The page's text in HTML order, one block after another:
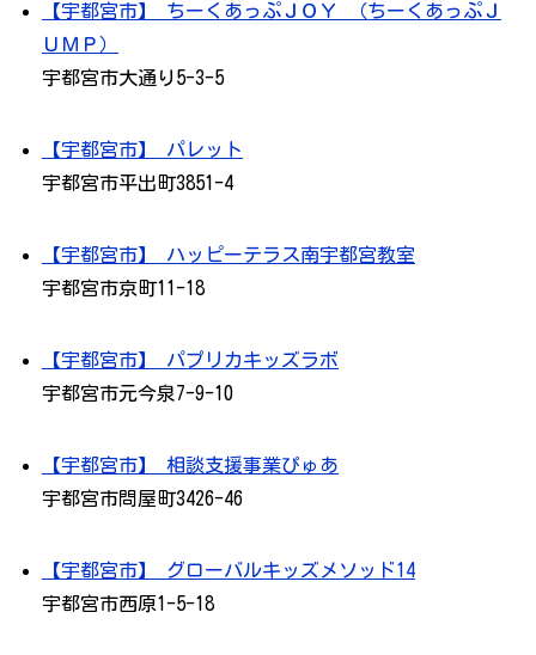
【宇都宮市】 ちーくあっぷＪＯＹ （ちーくあっぷＪ
ＵＭＰ）
宇都宮市大通り5-3-5
【宇都宮市】 パレット
宇都宮市平出町3851-4
【宇都宮市】 ハッピーテラス南宇都宮教室
宇都宮市京町11-18
【宇都宮市】 パプリカキッズラボ
宇都宮市元今泉7-9-10
【宇都宮市】 相談支援事業ぴゅあ
宇都宮市問屋町3426-46
【宇都宮市】 グローバルキッズメソッド14
宇都宮市西原1-5-18